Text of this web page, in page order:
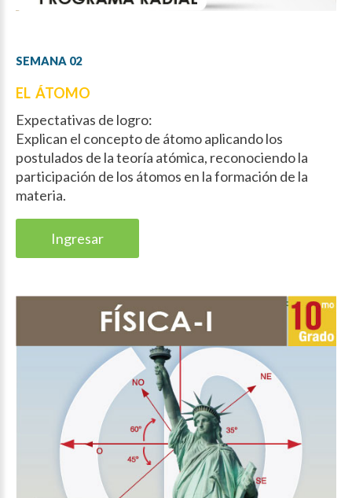
SEMANA 02
EL ÁTOMO
Expectativas de logro:
Explican el concepto de átomo aplicando los
postulados de la teoría atómica, reconociendo la
participación de los átomos en la formación de la
materia.
Ingresar